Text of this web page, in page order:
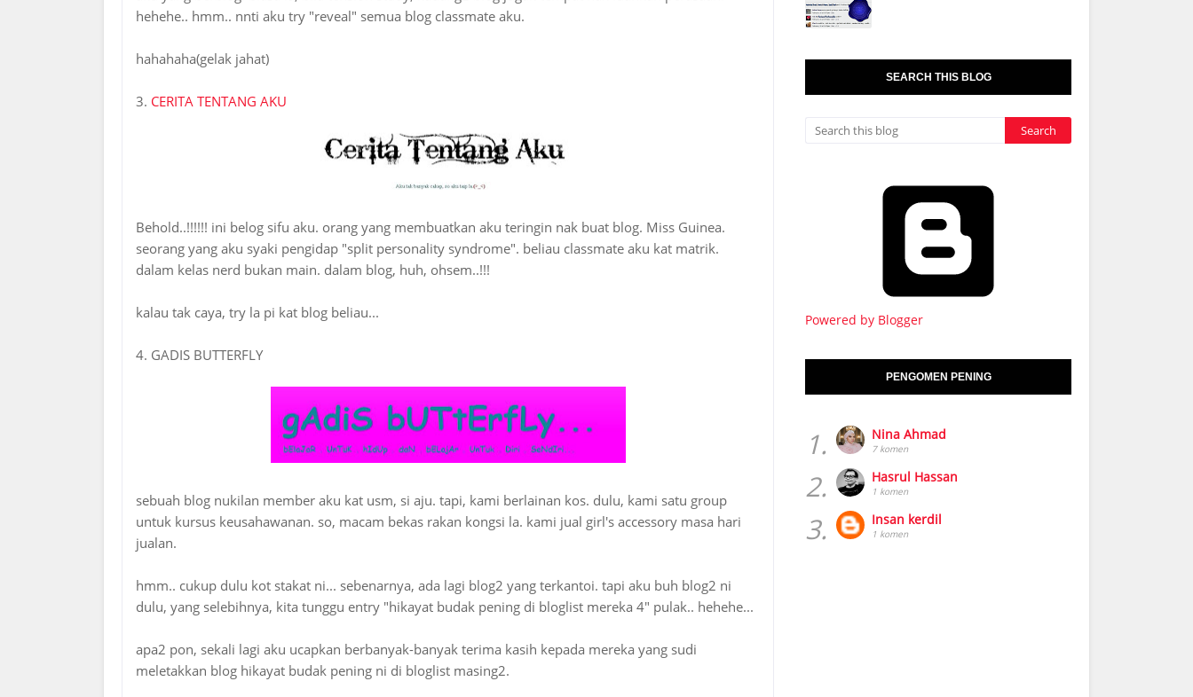
hehehe.. hmm.. nnti aku try "reveal" semua blog classmate aku.
hahahaha(gelak jahat)
3. CERITA TENTANG AKU
Behold..!!!!!! ini belog sifu aku. orang yang membuatkan aku teringin nak buat blog. Miss Guinea.
seorang yang aku syaki pengidap "split personality syndrome". beliau classmate aku kat matrik.
dalam kelas nerd bukan main. dalam blog, huh, ohsem..!!!
kalau tak caya, try la pi kat blog beliau...
4. GADIS BUTTERFLY
sebuah blog nukilan member aku kat usm, si aju. tapi, kami berlainan kos. dulu, kami satu group
untuk kursus keusahawanan. so, macam bekas rakan kongsi la. kami jual girl's accessory masa hari
jualan.
hmm.. cukup dulu kot stakat ni... sebenarnya, ada lagi blog2 yang terkantoi. tapi aku buh blog2 ni
dulu, yang selebihnya, kita tunggu entry "hikayat budak pening di bloglist mereka 4" pulak.. hehehe...
apa2 pon, sekali lagi aku ucapkan berbanyak-banyak terima kasih kepada mereka yang sudi
meletakkan blog hikayat budak pening ni di bloglist masing2.
SEARCH THIS BLOG
Powered by Blogger
PENGOMEN PENING
1. Nina Ahmad
7 komen
2. Hasrul Hassan
1 komen
3. Insan kerdil
1 komen